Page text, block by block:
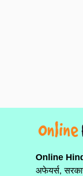
Online
अफेयर्स,